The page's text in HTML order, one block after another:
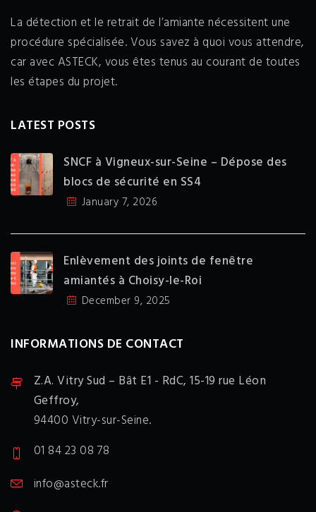
La détection et le retrait de l’amiante nécessitent une
procédure spécialisée. Vous savez à quoi vous attendre,
car avec ASTECK, vous êtes tenus au courant de toutes
les étapes du projet.
LATEST POSTS
SNCF à Vigneux-sur-Seine – Dépose des
blocs de sécurité en SS4
January 7, 2026
Enlèvement des joints de fenêtre
amiantés à Choisy-le-Roi
December 9, 2025
INFORMATIONS DE CONTACT
Z.A. Vitry Sud – Bât E1 - RdC, 15-19 rue Léon
Geffroy,
94400 Vitry-sur-Seine.
01 84 23 08 78
info@asteck.fr